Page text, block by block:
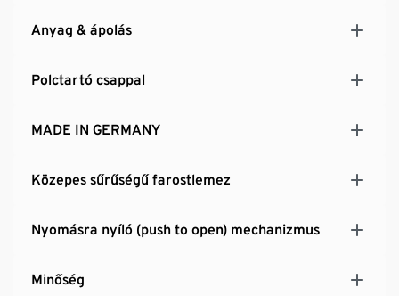
Anyag & ápolás
Polctartó csappal
MADE IN GERMANY
Közepes sűrűségű farostlemez
Nyomásra nyíló (push to open) mechanizmus
Minőség